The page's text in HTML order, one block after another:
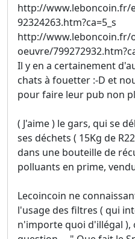
http://www.leboncoin.fr/
92324263.htm?ca=5_s
http://www.leboncoin.fr/
oeuvre/
Il y en a certainement
chats à fouetter :-D et
pour faire leur pub non
( J'aime ) le gars, qui se
ses déchets ( 15Kg de
dans une bouteille de
polluants en prime,
Lecoincoin ne
l'usage des filtres ( qui
n'importe quoi d'illégal ),